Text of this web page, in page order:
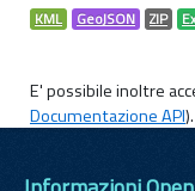
KML GeoJSON ZIP
E' possibile inoltre
Documentazione API).